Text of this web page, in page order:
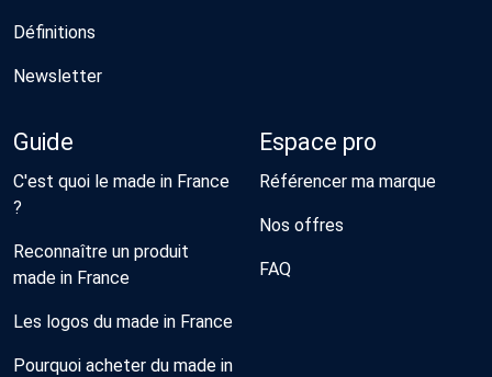
Définitions
Newsletter
Guide
C'est quoi le made in France
?
Reconnaître un produit
made in France
Les logos du made in France
Pourquoi acheter du made in
Espace pro
Référencer ma marque
Nos offres
FAQ